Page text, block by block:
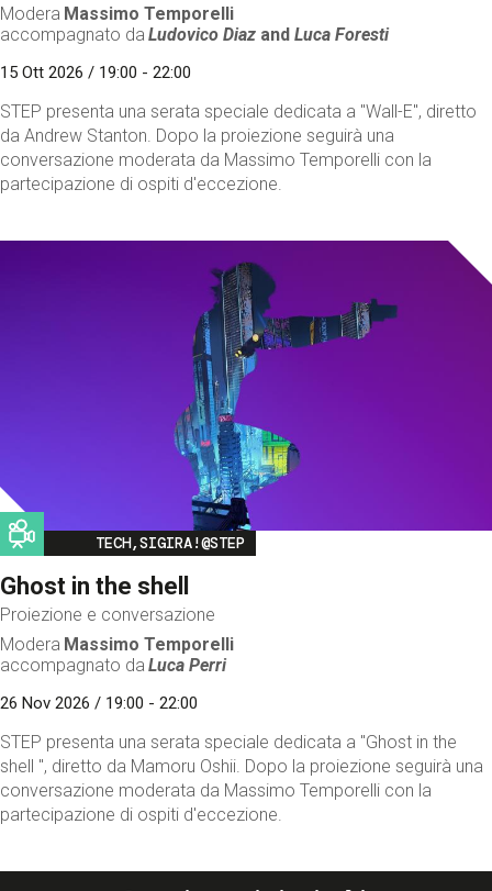
Modera Massimo Temporelli
accompagnato da Ludovico Diaz andLuca Foresti
15 Ott 2026 / 19:00 - 22:00
STEP presenta una serata speciale dedicata a "Wall-E", diretto
da Andrew Stanton. Dopo la proiezione seguirà una
conversazione moderata da Massimo Temporelli con la
partecipazione di ospiti d'eccezione.
Image
TECH,SIGIRA!@STEP
Ghost in the shell
Proiezione e conversazione
Modera Massimo Temporelli
accompagnato da Luca Perri
26 Nov 2026 / 19:00 - 22:00
STEP presenta una serata speciale dedicata a "Ghost in the
shell ", diretto da Mamoru Oshii. Dopo la proiezione seguirà una
conversazione moderata da Massimo Temporelli con la
partecipazione di ospiti d'eccezione.